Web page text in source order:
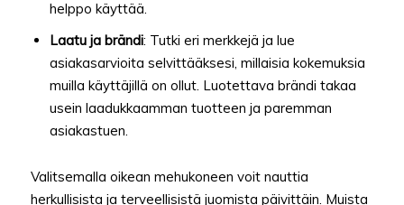
helppo käyttää.
Laatu ja brändi: Tutki eri merkkejä ja lue
asiakasarvioita selvittääksesi, millaisia kokemuksia
muilla käyttäjillä on ollut. Luotettava brändi takaa
usein laadukkaamman tuotteen ja paremman
asiakastuen.
Valitsemalla oikean mehukoneen voit nauttia
herkullisista ja terveellisistä juomista päivittäin. Muista